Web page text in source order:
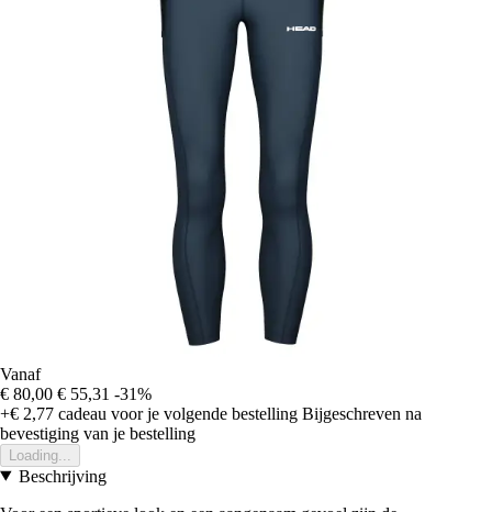
Vanaf
€ 80,00 € 55,31 -31%
+€ 2,77 cadeau voor je volgende bestelling Bijgeschreven na
bevestiging van je bestelling
Loading...
Beschrijving